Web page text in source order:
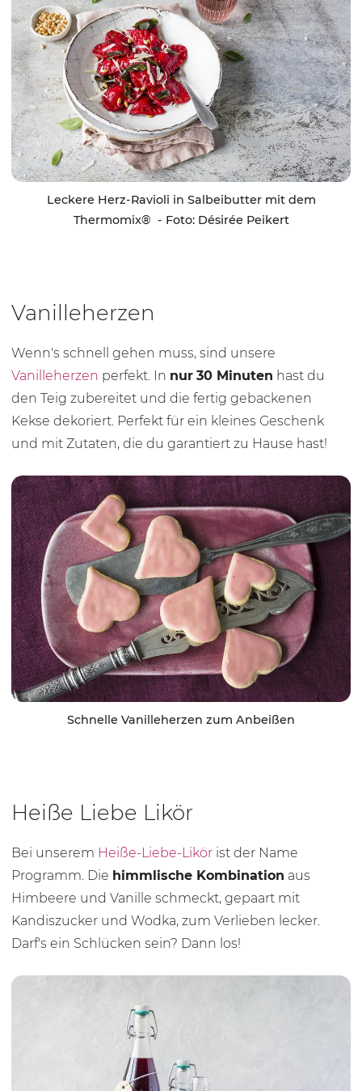
Leckere Herz-Ravioli in Salbeibutter mit dem
Thermomix® - Foto: Désirée Peikert
Vanilleherzen
Wenn's schnell gehen muss, sind unsere
Vanilleherzen perfekt. In nur 30 Minuten hast du
den Teig zubereitet und die fertig gebackenen
Kekse dekoriert. Perfekt für ein kleines Geschenk
und mit Zutaten, die du garantiert zu Hause hast!
Schnelle Vanilleherzen zum Anbeißen
Heiße Liebe Likör
Bei unserem Heiße-Liebe-Likör ist der Name
Programm. Die himmlische Kombination aus
Himbeere und Vanille schmeckt, gepaart mit
Kandiszucker und Wodka, zum Verlieben lecker.
Darf's ein Schlücken sein? Dann los!